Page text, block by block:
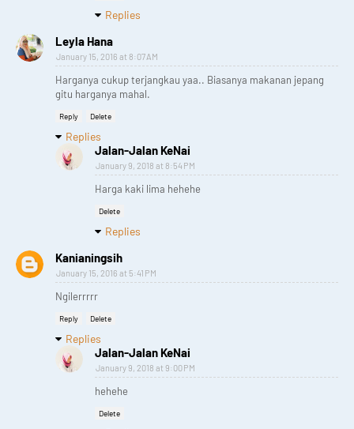
Replies
Leyla Hana
January 15, 2016 at 8:07 AM
Harganya cukup terjangkau yaa.. Biasanya makanan jepang
gitu harganya mahal.
Reply Delete
Replies
Jalan-Jalan KeNai
January 9, 2018 at 8:54 PM
Harga kaki lima hehehe
Delete
Replies
Kanianingsih
January 15, 2016 at 5:41 PM
Ngilerrrrr
Reply Delete
Replies
Jalan-Jalan KeNai
January 9, 2018 at 9:00 PM
hehehe
Delete